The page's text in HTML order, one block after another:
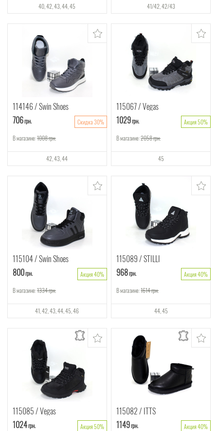
40 42 43 44 45 41/42 42/43
114146 Swin Shoes
706грн.
Скидка 30%
В магазине:1008грн.
42 43 44
115067 Vegas
1029грн.
Акция 50%
В магазине:2058грн.
45
115104 Swin Shoes
800грн.
Акция 40%
В магазине:1334грн.
41 42 43 44 45 46
115089 STILLI
968грн.
Акция 40%
В магазине:1614грн.
44 45
115085 Vegas
1024грн.
Акция 50%
115082 ITTS
1149грн.
Акция 40%